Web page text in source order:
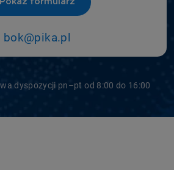
bok@pika.pl
dyspozycji pn–pt od 8:00 do 16:00